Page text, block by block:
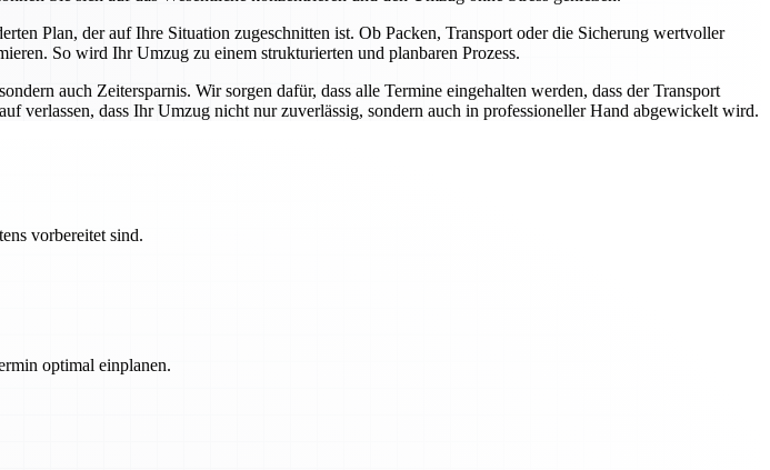
Plan, der auf Ihre Situation zugeschnitten ist. Ob Packen, Transport oder die Sicherung wertvoller
So wird Ihr Umzug zu einem strukturierten und planbaren Prozess.
auch Zeitersparnis. Wir sorgen dafür, dass alle Termine eingehalten werden, dass der Transport
verlassen, dass Ihr Umzug nicht nur zuverlässig, sondern auch in professioneller Hand abgewickelt wird.
vorbereitet sind.
optimal einplanen.